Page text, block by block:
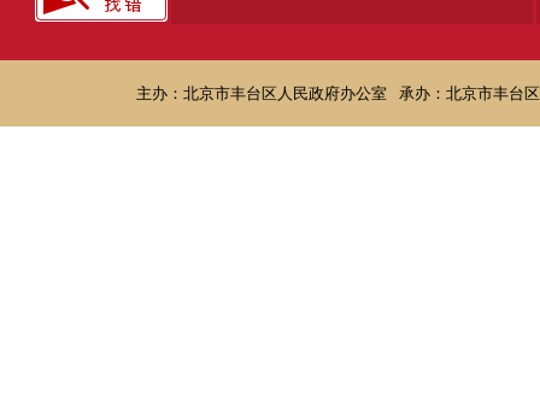
主办：北京市丰台区人民政府办公室 承办：北京市丰台